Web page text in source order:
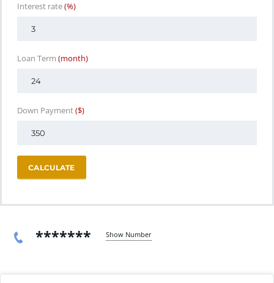
Interest rate(%)
Loan Term (month)
Down Payment($)
CALCULATE
******* Show Number